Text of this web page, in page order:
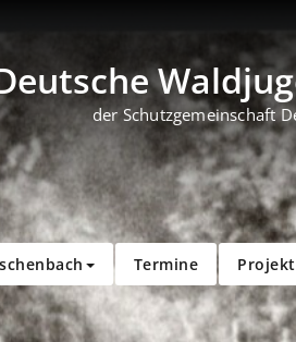
der Schutzgemeinschaft
Termine